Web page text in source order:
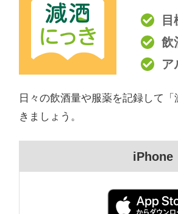
飲
ア
日々の飲酒量や服薬を記録して
きましょう。
iPhone